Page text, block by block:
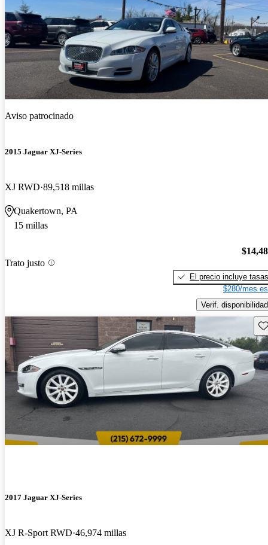
Aviso patrocinado
2015 Jaguar XJ-Series
XJ RWD 89,518 millas
Quakertown, PA
15 millas
Trato justo
El precio incluye tasas
$280/mes
Verif. disponibilidad
2017 Jaguar XJ-Series
XJ R-Sport RWD 46,974 millas